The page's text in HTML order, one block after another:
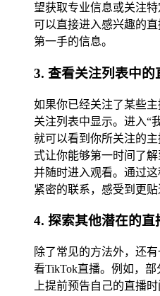
望获取专业信息或关注
可以直接进入感兴趣的
第一手的信息。
3. 查看关注列表中的
如果你已经关注了某些
关注列表中显示。进入“
就可以看到你所关注的
式让你能够第一时间了解
并随时进入观看。通过
紧密的联系，感受到更贴
4. 探索其他潜在的直
除了常见的方法外，还
看TikTok直播。例如，
上提前预告自己的直播